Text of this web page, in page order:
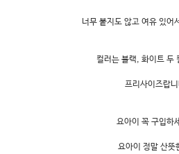
너무 붙지도 않고 여유 있어
컬러는 블랙, 화이트 두
프리사이즈랍
요아이 꼭 구입하
요아이 정말 산뜻